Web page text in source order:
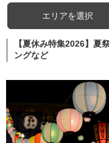
エリアを選択
【夏休み特集2026】夏
ングなど